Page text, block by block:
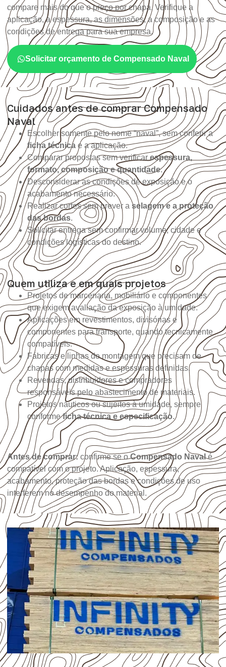
compare mais do que o preço por chapa. Verifique a
aplicação, a espessura, as dimensões, a composição e as
condições de entrega para sua empresa.
Solicitar orçamento de Compensado Naval
Cuidados antes de comprar Compensado
Naval
Escolher somente pelo nome “naval”, sem conferir a
ficha técnica e a aplicação.
Comparar propostas sem verificar espessura,
formato, composição e quantidade.
Desconsiderar as condições de exposição e o
acabamento necessário.
Realizar cortes sem prever a selagem e a proteção
das bordas.
Solicitar entrega sem confirmar volume, cidade e
condições logísticas do destino.
Quem utiliza e em quais projetos
Projetos de marcenaria, mobiliário e componentes
que exigem avaliação da exposição à umidade.
Aplicações em revestimentos, divisórias e
componentes para transporte, quando tecnicamente
compatíveis.
Fábricas e linhas de montagem que precisam de
chapas com medidas e espessuras definidas.
Revendas, distribuidores e compradores
responsáveis pelo abastecimento de materiais.
Projetos náuticos ou sujeitos à umidade, sempre
conformeficha técnica e especificação.
Antes de comprar:confirme se oCompensado Navalé
compatível com o projeto. Aplicação, espessura,
acabamento, proteção das bordas e condições de uso
interferem no desempenho do material.